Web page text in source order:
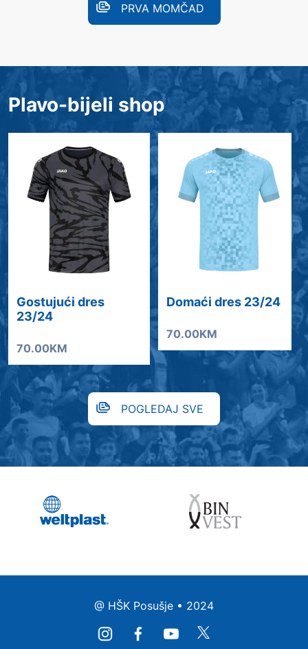
PRVA MOMČAD
Plavo-bijeli shop
Gostujući dres
23/24
70.00KM
Domaći dres 23/24
70.00KM
POGLEDAJ SVE
@ HŠK Posušje • 2024